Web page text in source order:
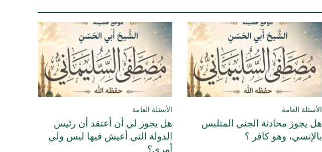
الأسئلة العامة
هل يجوز محادثة الجني المتلبس
بالإنسي، وهو كافر ؟
الأسئلة العامة
هل يجوز لي أن أعتقد أن رئيس
الدولة التي أعيش فيها ليس ولي
أمري؟